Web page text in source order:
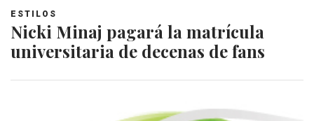
ESTILOS
Nicki Minaj pagará la matrícula
universitaria de decenas de fans